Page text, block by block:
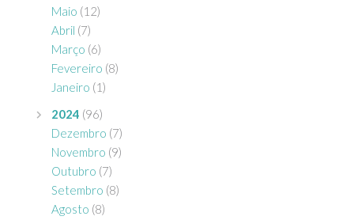
Maio (12)
Abril (7)
Março (6)
Fevereiro (8)
Janeiro (1)
2024 (96)
Dezembro (7)
Novembro (9)
Outubro (7)
Setembro (8)
Agosto (8)